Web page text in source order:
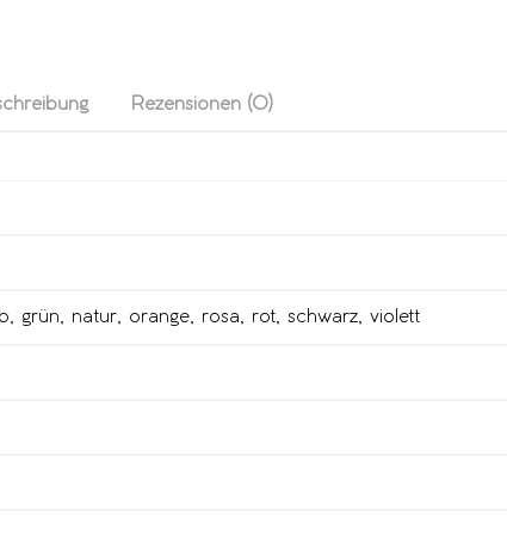
Rezensionen (0)
, grün, natur, orange, rosa, rot, schwarz, violett